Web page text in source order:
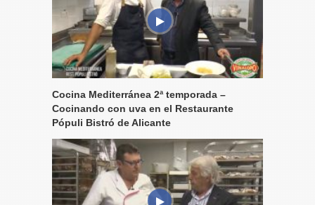
Cocina Mediterránea 2ª temporada –
Cocinando con uva en el Restaurante
Pópuli Bistró de Alicante